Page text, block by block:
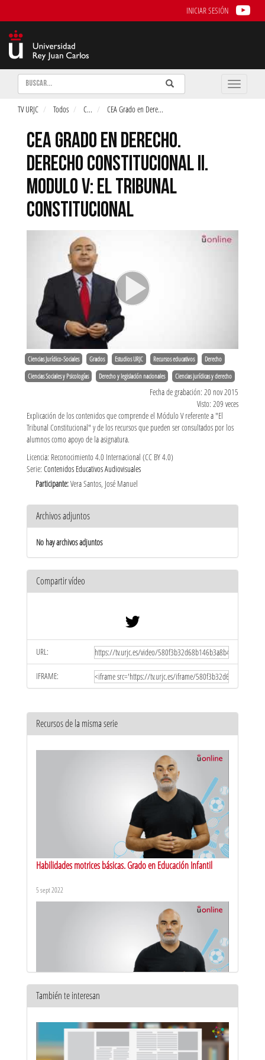
INICIAR SESIÓN
Buscar Enviar
Buscar
Toggle
TV URJC Todos C... CEA Grado en Dere...
CEA GRADO EN DERECHO.
DERECHO CONSTITUCIONAL II.
MODULO V: EL TRIBUNAL
CONSTITUCIONAL
Ciencias Jurídico-Sociales Grados Estudios URJC Recursos educativos Derecho
Ciencias Sociales y Psicologías Derecho y legislación nacionales Ciencias jurídicas y derecho
Fecha de grabación: 20 nov 2015
Visto: 209 veces
Explicación de los contenidos que comprende el Módulo V referente a "El
Tribunal Constitucional" y de los recursos que pueden ser consultados por los
alumnos como apoyo de la asignatura.
Licencia: Reconocimiento 4.0 Internacional (CC BY 4.0)
Serie: Contenidos Educativos Audiovisuales
Participante:Vera Santos, José Manuel
Archivos adjuntos
No hay archivos adjuntos
Compartir vídeo
URL:
IFRAME:
Recursos de la misma serie
Habilidades motrices básicas. Grado en Educación Infantil
5 sept 2022
5 sept 2022
También te interesan